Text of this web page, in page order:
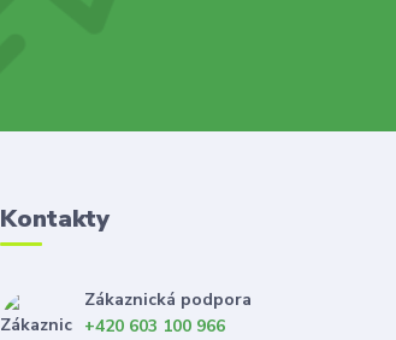
Kontakty
Zákaznická podpora
+420 603 100 966